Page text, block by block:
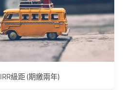
IRR級距 (期繳兩年)